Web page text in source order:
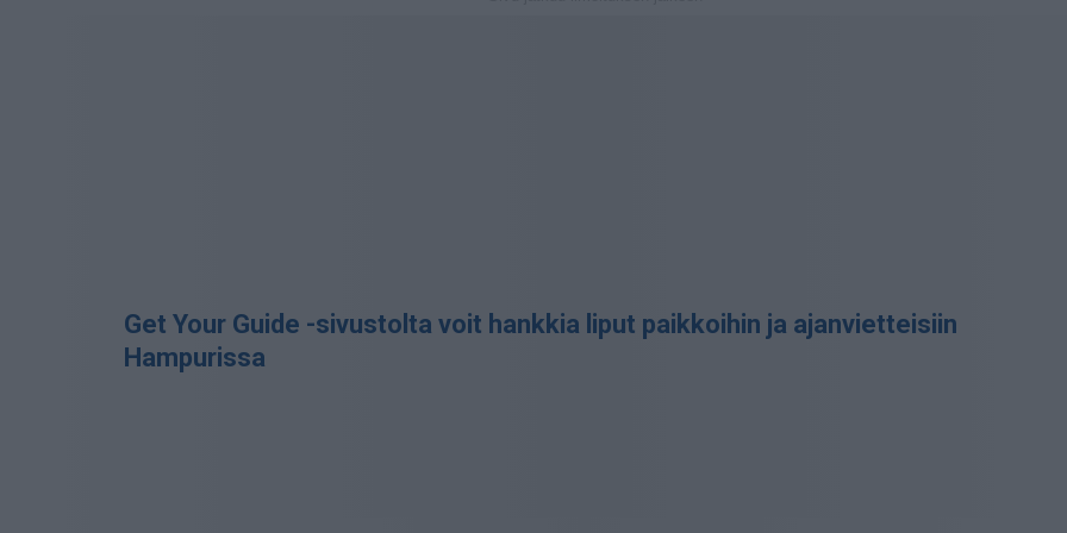
Get Your Guide -sivustolta voit hankkia liput paikkoihin ja ajanvietteisiin
Hampurissa